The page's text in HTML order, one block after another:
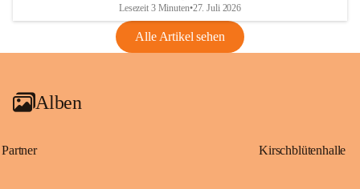
VBl. EU Nr. 18_2026Lesezeit 3 Minuten•27. Juli 2026
Alle Artikel sehen
Alben
Partner Kirschblütenhalle